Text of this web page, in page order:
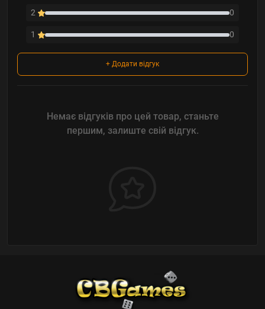
2 0
1 0
+ Додати відгук
Немає відгуків про цей товар, станьте
першим, залиште свій відгук.